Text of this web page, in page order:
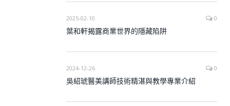
2025-02-10 0
葉和軒揭露商業世界的隱藏陷阱
2024-12-26 0
吳紹琥醫美講師技術精湛與教學專業介紹